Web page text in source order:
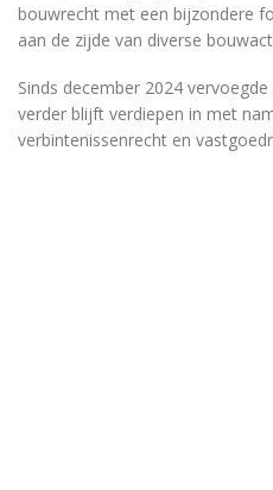
bouwrecht met een bijzondere
aan de zijde van diverse
Sinds december 2024
verder blijft verdiepen in met
verbintenissenrecht en